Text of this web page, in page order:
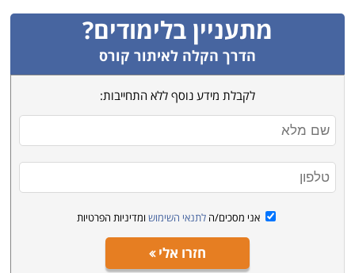
קריירה מקצועית מצליחה, שכן מרבית המוצרים החשמליים
כיום, עובדים על מערכות אלקטרוניות מורכבות ועדינות
והצורך באנשי מקצוע בתחום זה עולה מידי שנה, כמו גם
ניתן להתחיל בחברה בתפקיד זוטר ועם הזמן לעבור קורסי
העשרה ולהתקדם לתפקידים בכירים.
מרבית הלימודים אינם דורשים כל ידע מוקדם, עם זאת
בחלקם יש צורך לעבור מבחני קבלה הבוחנים ידע בסיסי
ביותר באנגלית ומתמטיקה ולכן בטרם אתם נרשמים לאחד
הקורסים , חשוב כי תוודאו כי אתם עומדים בתנאי הקבלה,
מקצועית והתחיל ולהשתלב בענף ההייטק.
מתעניין בלימודים?
הדרך הקלה לאיתור קורס
לקבלת מידע נוסף ללא התחייבות:
אני מסכים/ה לתנאי השימוש ומדיניות הפרטיות
חזרו אלי